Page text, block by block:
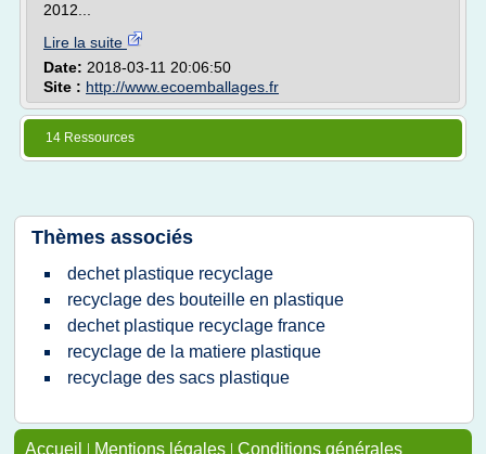
2012...
Lire la suite
Date: 2018-03-11 20:06:50
Site : http://www.ecoemballages.fr
14 Ressources
Thèmes associés
dechet plastique recyclage
recyclage des bouteille en plastique
dechet plastique recyclage france
recyclage de la matiere plastique
recyclage des sacs plastique
Accueil | Mentions légales | Conditions générales